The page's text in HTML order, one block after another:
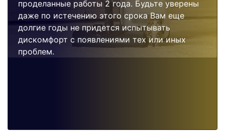
проделанные работы 2 года. Будьте уверены
даже по истечению этого срока Вам еще
долгие годы не придется испытывать
дискомфорт с появлениями тех или иных
проблем.